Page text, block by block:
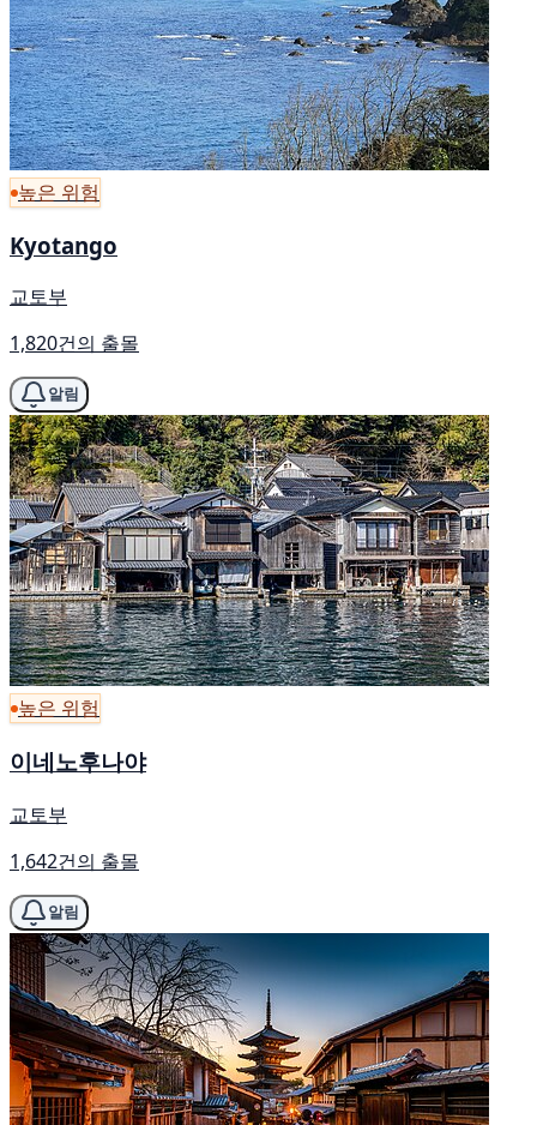
높은 위험
Kyotango
교토부
1,820건의 출몰
알림
높은 위험
이네노후나야
교토부
1,642건의 출몰
알림